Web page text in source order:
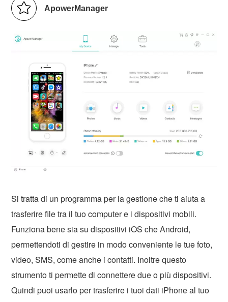
ApowerManager
Si tratta di un programma per la gestione che ti aiuta a
trasferire file tra il tuo computer e i dispositivi mobili.
Funziona bene sia su dispositivi iOS che Android,
permettendoti di gestire in modo conveniente le tue foto,
video, SMS, come anche i contatti. Inoltre questo
strumento ti permette di connettere due o più dispositivi.
Quindi puoi usarlo per trasferire i tuoi dati iPhone al tuo